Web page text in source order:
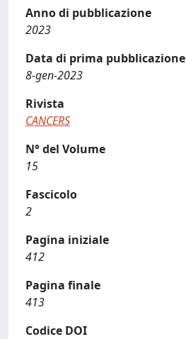
Anno di pubblicazione
2023
Data di prima pubblicazione
8-gen-2023
Rivista
CANCERS
N° del Volume
15
Fascicolo
2
Pagina iniziale
412
Pagina finale
413
Codice DOI